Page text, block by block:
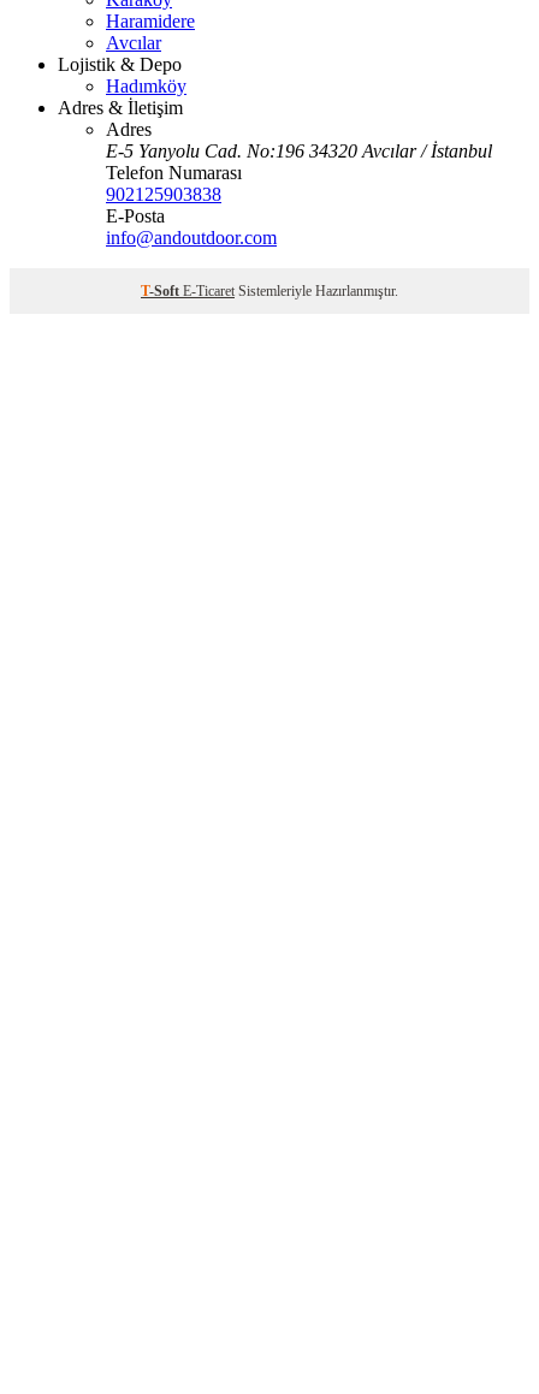
Haramidere
Avcılar
Lojistik & Depo
Hadımköy
Adres & İletişim
Adres
E-5 Yanyolu Cad. No:196 34320 Avcılar / İstanbul
Telefon Numarası
902125903838
E-Posta
info@andoutdoor.com
T-Soft E-Ticaret Sistemleriyle Hazırlanmıştır.